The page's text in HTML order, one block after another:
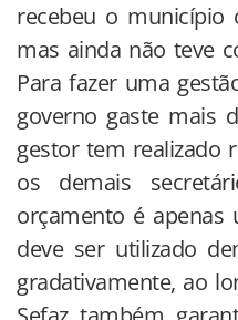
recebeu o município
mas ainda não teve
Para fazer uma
governo gaste mais
gestor tem realizado
os demais
orçamento é apenas
deve ser utilizado
gradativamente, ao